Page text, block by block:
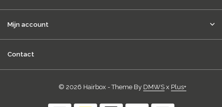
Mijn account
Contact
© 2026 Hairbox - Theme By DMWSx Plus+